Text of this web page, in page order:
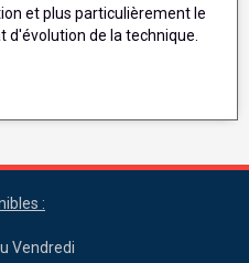
et plus particulièrement le
de la technique.
:
Vendredi